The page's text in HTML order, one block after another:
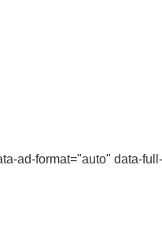
ad-format="auto" data-